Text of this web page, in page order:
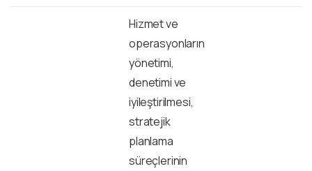
Hizmet ve
operasyonların
yönetimi,
denetimi ve
iyileştirilmesi,
stratejik
planlama
süreçlerinin